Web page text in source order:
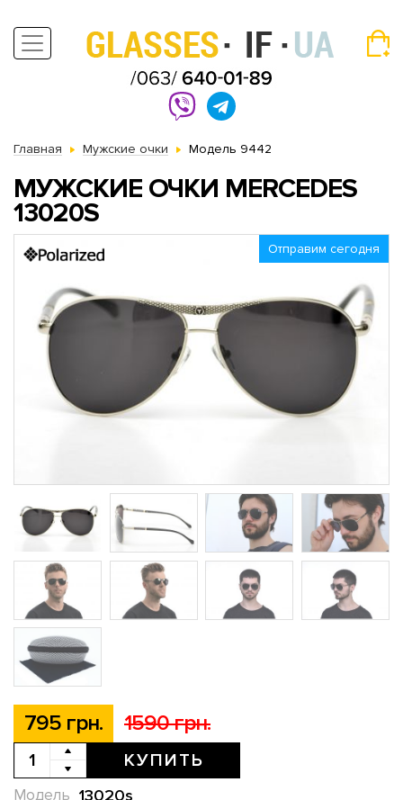
Главная Мужские очки Модель 9442
МУЖСКИЕ ОЧКИ MERCEDES
13020S
Отправим сегодня
795 грн. 1590 грн.
КУПИТЬ
13020s
Модель